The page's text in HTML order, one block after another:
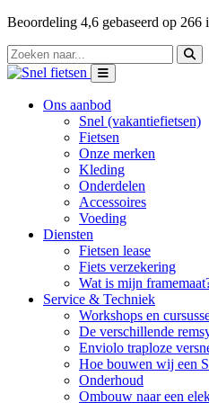
Beoordeling 4,6 gebaseerd op 266
Ons aanbod
Snel (vakantiefietsen)
Fietsen
Onze merken
Kleding
Onderdelen
Accessoires
Voeding
Diensten
Fietsen lease
Fiets verzekering
Wat is mijn
Service & Techniek
Workshops en
De verschillende
Enviolo traploze
Hoe bouwen wij een
Onderhoud
Ombouw naar een